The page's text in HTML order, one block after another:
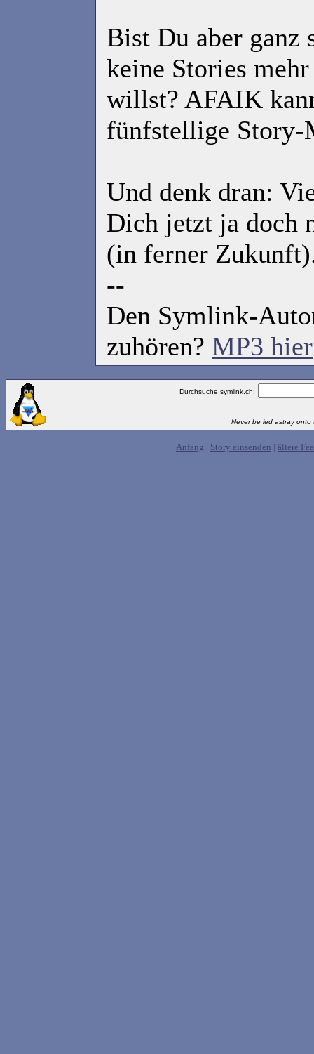
Bist Du aber ganz
keine Stories
willst? AFAIK
fünfstellige Story-
Und denk dran:
Dich jetzt ja doch
(in ferner
--
Den Symlink-
zuhören? MP3 hier
Durchsuche symlink.ch:
Never be led astray onto
Anfang | Story einsenden | ältere